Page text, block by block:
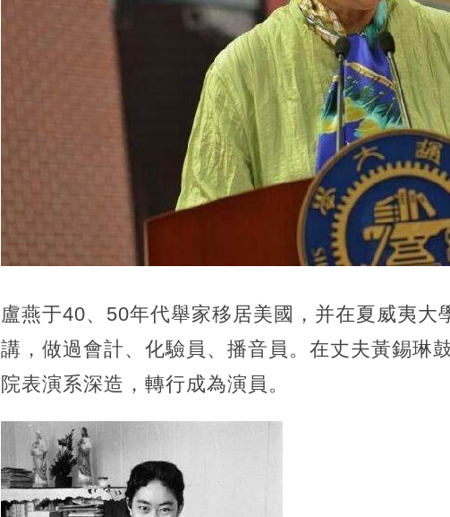
盧燕于40、50年代舉家移居美國，并在夏威夷大
講，做過會計、化驗員、播音員。在丈夫黃錫琳
院表演系深造，轉行成為演員。